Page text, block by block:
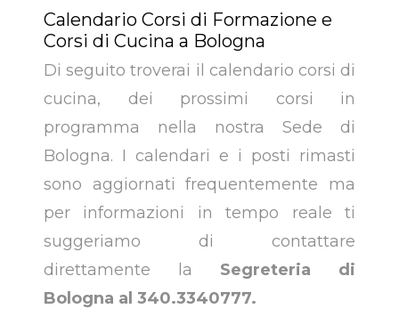
Calendario Corsi di Formazione e
Corsi di Cucina a Bologna
Di seguito troverai il calendario corsi di
cucina, dei prossimi corsi in
programma nella nostra Sede di
Bologna. I calendari e i posti rimasti
sono aggiornati frequentemente ma
per informazioni in tempo reale ti
suggeriamo di contattare
direttamente la Segreteria di
Bologna al 340.3340777.